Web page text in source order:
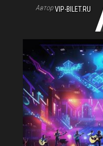
АвторVIP-BILET.RU